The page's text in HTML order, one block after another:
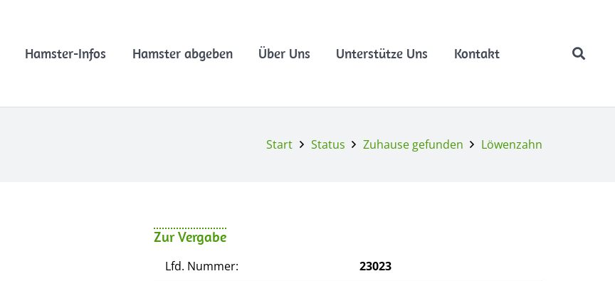
Hamster-Infos Hamster abgeben Über Uns Unterstütze Uns Kontakt
Start Status Zuhause gefunden Löwenzahn
Zur Vergabe
Lfd. Nummer:
23023